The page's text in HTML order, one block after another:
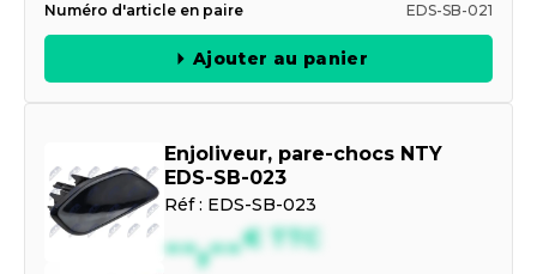
Numéro d'article en paire
EDS-SB-021
Ajouter au panier
Enjoliveur, pare-chocs NTY
EDS-SB-023
Réf : EDS-SB-023
--,--€ TTC